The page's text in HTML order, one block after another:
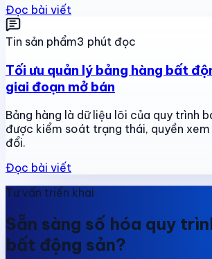
Đọc bài viết
Tin sản phẩm3 phút đọc
Tối ưu quản lý bảng hàng bất
giai đoạn mở bán
Bảng hàng là dữ liệu lõi của quy trình
được kiểm soát trạng thái, quyền
đổi.
Đọc bài viết
Tư vấn triển khai
Sẵn sàng số hóa quy
bất động sản?